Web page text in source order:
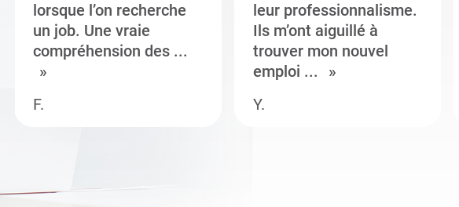
lorsque l’on recherche
un job. Une vraie
compréhension des ...
F.
leur professionnalisme.
Ils m’ont aiguillé à
trouver mon nouvel
emploi ...
Y.